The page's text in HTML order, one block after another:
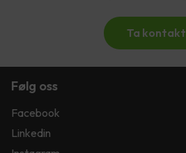
Ta kontakt
Følg oss
Facebook
Linkedin